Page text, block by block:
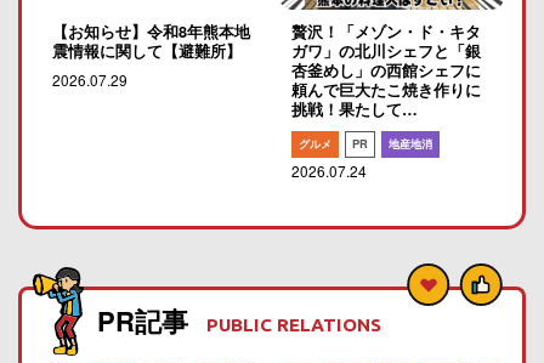
【お知らせ】令和8年熊本地
震情報に関して【避難所】
2026.07.29
贅沢！「メゾン・ド・キタ
ガワ」の北川シェフと「銀
杏釜めし」の西館シェフに
頼んで巨大たこ焼き作りに
挑戦！果たして…
グルメ PR 地産地消
2026.07.24
PR記事 PUBLIC RELATIONS